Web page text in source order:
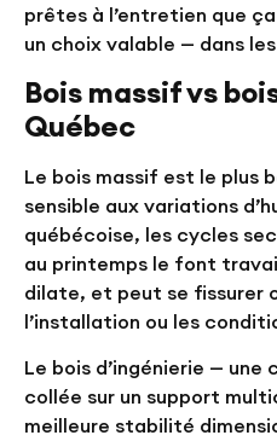
prêtes à l’entretien que
un choix valable — dans
Bois massif vs
Québec
Le bois massif est le plus
sensible aux variations
québécoise, les cycles
au printemps le font
dilate, et peut se fissurer
l’installation ou les
Le bois d’ingénierie —
collée sur un support
meilleure stabilité